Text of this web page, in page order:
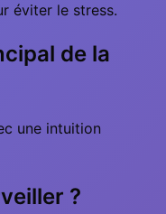
éviter le stress.
de la
une intuition
?